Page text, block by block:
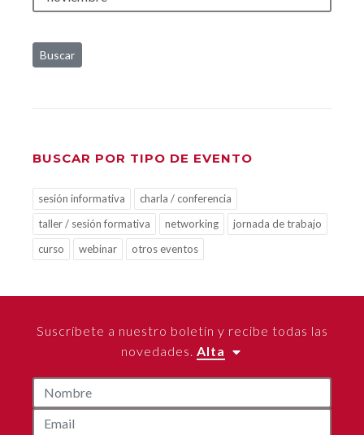
Buscar
BUSCAR POR TIPO DE EVENTO
sesión informativa
charla / conferencia
taller / sesión formativa
networking
jornada de trabajo
curso
webinar otros eventos
Suscríbete a nuestro boletín y recibe todas las
novedades. Alta